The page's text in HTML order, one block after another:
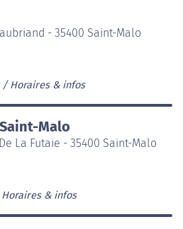
- 35400 Saint-Malo
Horaires & infos
Malo
La Futaie - 35400 Saint-Malo
Horaires & infos